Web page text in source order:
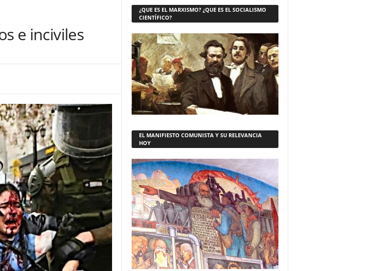
e inciviles
¿QUE ES EL MARXISMO? ¿QUE ES EL SOCIALISMO
CIENTÍFICO?
EL MANIFIESTO COMUNISTA Y SU RELEVANCIA
HOY